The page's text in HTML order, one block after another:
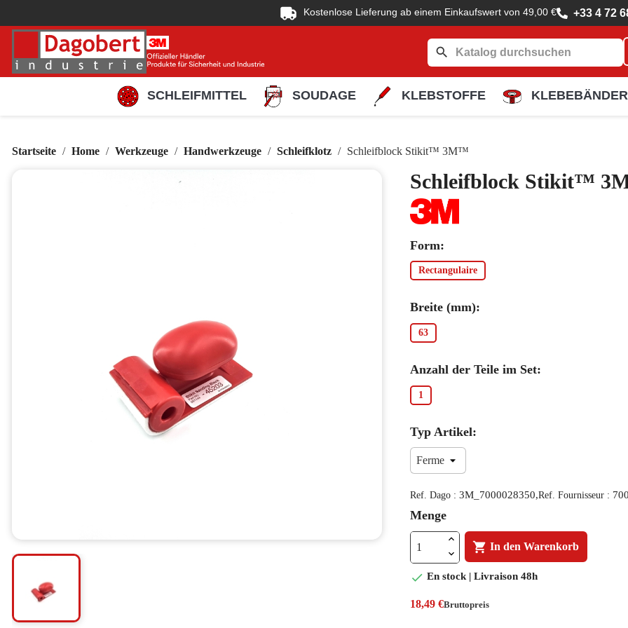
Kostenlose Lieferung ab einem Einkaufswert von 49,00 € +33 4 72
search
SCHLEIFMITTEL SOUDAGE KLEBSTOFFE KLEBEBÄNDER
Startseite Home Werkzeuge Handwerkzeuge Schleifklotz Schleifblock Stikit™ 3M™
Schleifblock Stikit™
Form:
Rectangulaire
Breite (mm):
63
Anzahl der Teile im Set:
1
Typ Artikel:
Ref. Dago : 3M_7000028350,Ref. Fournisseur :
Menge
 In den Warenkorb
 En stock | Livraison 48h
18,49 €Bruttopreis